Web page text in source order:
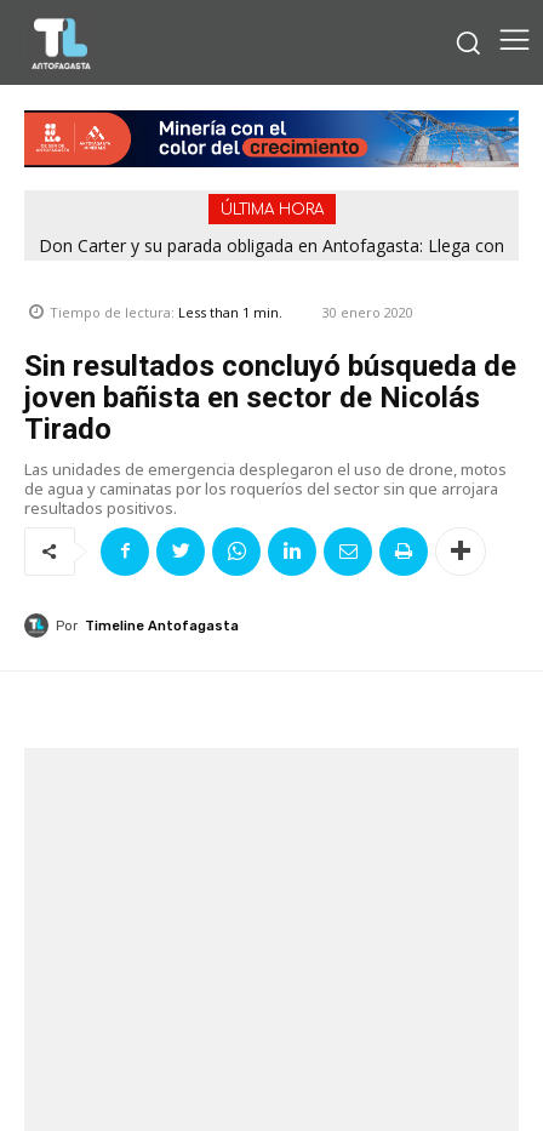
ÚLTIMA HORA
Don Carter y su parada obligada en Antofagasta: Llega con
Tiempo de lectura: Less than 1 min. 30 enero 2020
Sin resultados concluyó búsqueda de
joven bañista en sector de Nicolás
Tirado
Las unidades de emergencia desplegaron el uso de drone, motos
de agua y caminatas por los roqueríos del sector sin que arrojara
resultados positivos.
Por Timeline Antofagasta